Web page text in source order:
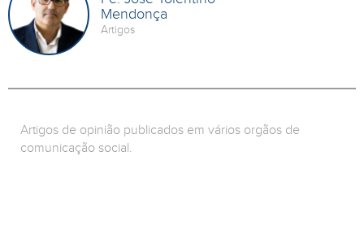
Mendonça
Artigos
Artigos de opinião publicados em vários orgãos de
comunicação social.